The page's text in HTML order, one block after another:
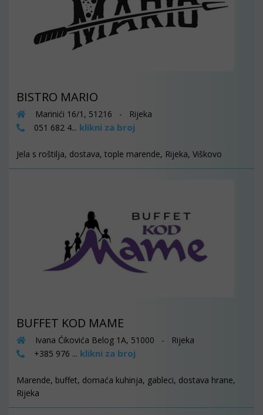
BISTRO MARIO
Marinići 16/1, 51216 - Rijeka
051 682 4... klikni za broj
Jela s roštilja, dostava, tople marende, Rijeka, Viškovo
BUFFET KOD MAME
Ivana Ćikovića Belog 1A, 51000 - Rijeka
+385 976 ... klikni za broj
Marende, buffet, domaća kuhinja, gableci, dostava hrane,
Rijeka